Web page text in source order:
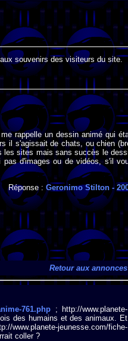
souvenirs des visiteurs du site.
rappelle un dessin animé qui
il s'agissait de chats, ou chien
les sites mais sans succès le
pas d'images ou de vidéos, s'il
Réponse :Geronimo Stilton -
Retour aux annonces
761.php ; http://www.planete-
des humains et des animaux. Et
www.planete-jeunesse.com/fiche-
coller ?